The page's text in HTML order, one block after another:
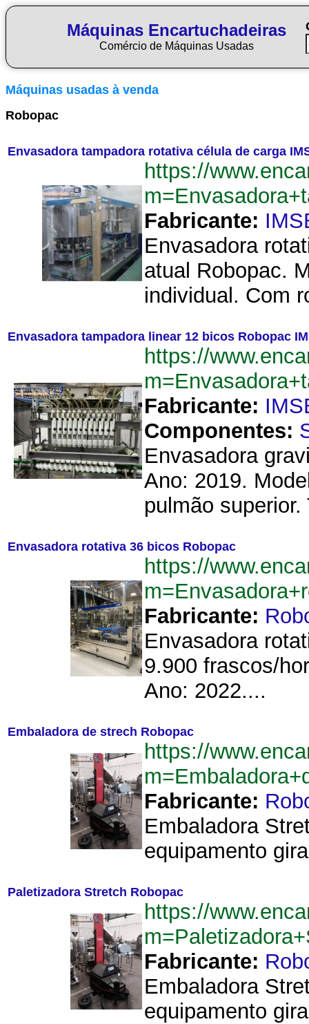
Máquinas Encartuchadeiras
Comércio de Máquinas Usadas
Máquinas usadas à venda
Robopac
Envasadora tampadora rotativa célula de carga
https://
Fabricante:
Envasadora
atual Robopac.
individual. Com
Envasadora tampadora linear 12 bicos Robopac
https://
Fabricante:
Componentes:
Envasadora
Ano: 2019.
pulmão
Envasadora rotativa 36 bicos Robopac
https://
Fabricante:
Envasadora
9.900 frascos/
Ano: 2022....
Embaladora de strech Robopac
https://
Fabricante:
Embaladora
equipamento
Paletizadora Stretch Robopac
https://
Fabricante:
Embaladora
equipamento